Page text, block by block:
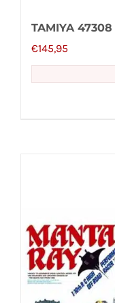
TAMIYA
€145,95